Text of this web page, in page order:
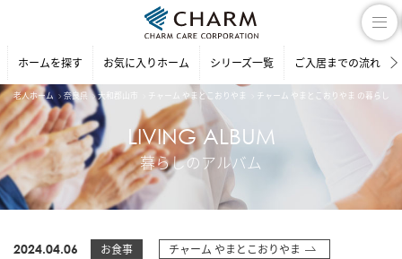
ホームを探す お気に入りホーム シリーズ一覧 ご入居までの流れ
老人ホーム 奈良県 大和郡山市 チャーム やまとこおりやま チャーム やまとこおりやま の暮らしの
LIVING ALBUM
暮らしのアルバム
2024.04.06 お食事 チャーム やまとこおりやま